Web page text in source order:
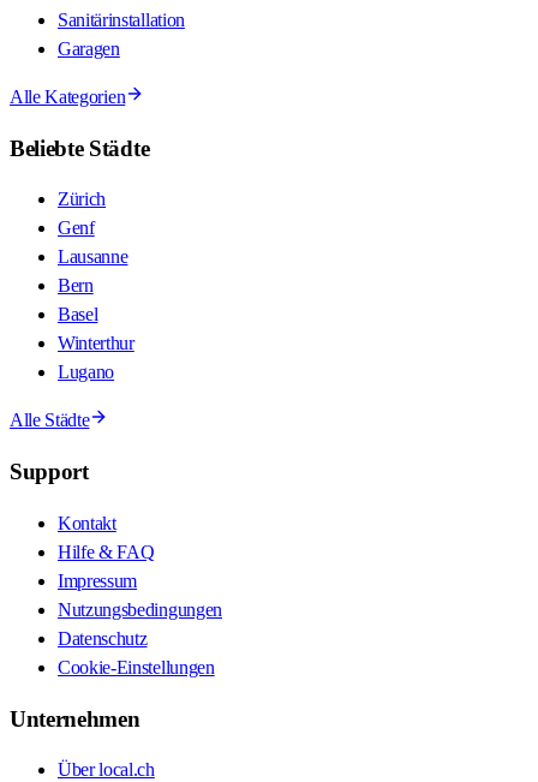
Sanitärinstallation
Garagen
Alle Kategorien
Beliebte Städte
Zürich
Genf
Lausanne
Bern
Basel
Winterthur
Lugano
Alle Städte
Support
Kontakt
Hilfe & FAQ
Impressum
Nutzungsbedingungen
Datenschutz
Cookie-Einstellungen
Unternehmen
Über local.ch